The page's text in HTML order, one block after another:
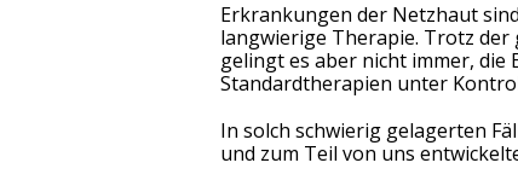
Erkrankungen der Netzhaut
langwierige Therapie. Trotz
gelingt es aber nicht immer,
Standardtherapien unter
In solch schwierig gelagerten
und zum Teil von uns